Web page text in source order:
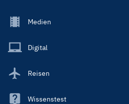
Footer
Main
Medien
Digital
Reisen
Wissenstest